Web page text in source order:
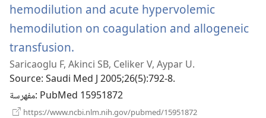
hemodilution and acute hypervolemic
hemodilution on coagulation and allogeneic
transfusion.
نافذة
جديدة)
Saricaoglu F, Akinci SB, Celiker V, Aypar U.
Source‎: Saudi Med J 2005;26(5):792-8.
مفهرسة‎: PubMed 15951872
https://www.ncbi.nlm.nih.gov/pubmed/15951872